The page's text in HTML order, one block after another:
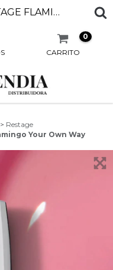
OPI INFINITE SHINE RESTAGE FLAMINGO YOUR OWN WAY
CARRITO
0
> Restage
Your Own Way